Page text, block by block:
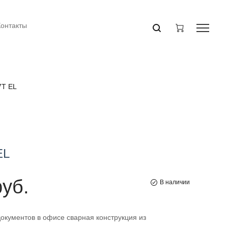
EL
В наличии
в офисе сварная конструкция из